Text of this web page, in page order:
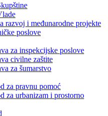
razvoj i međunarodne projekte
poslove
za inspekcijske poslove
civilne zaštite
za šumarstvo
za pravnu pomoć
za urbanizam i prostorno